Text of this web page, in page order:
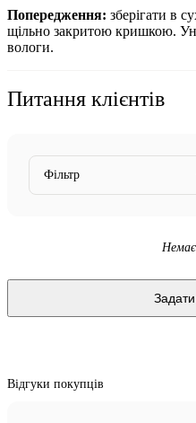
Попередження: зберігати в
щільно закритою кришкою.
вологи.
Питання клієнтів
Фільтр
Відгуки покупців